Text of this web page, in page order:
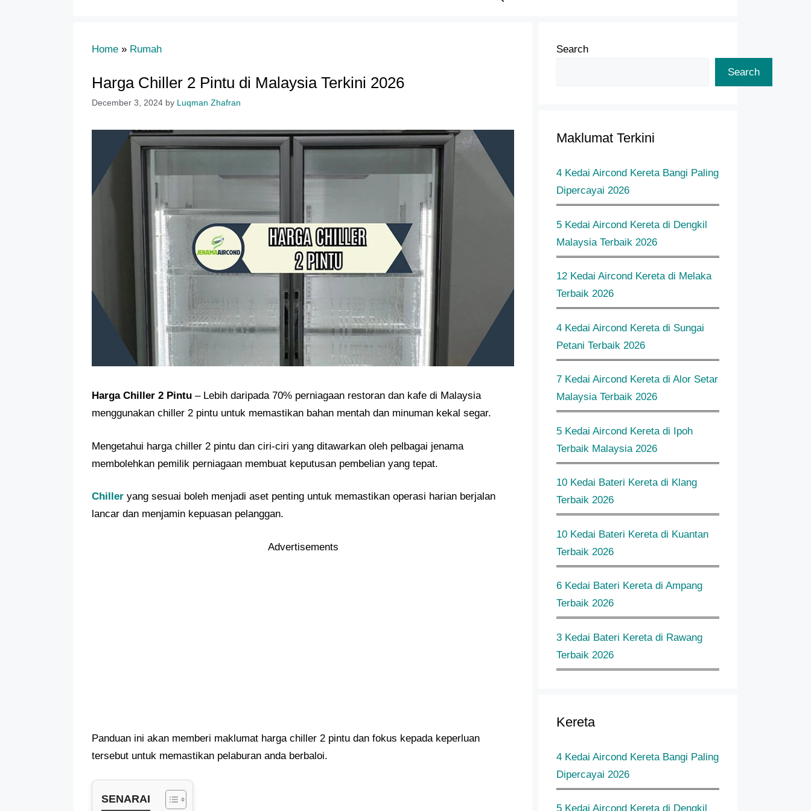
Home » Rumah
Harga Chiller 2 Pintu di Malaysia Terkini 2026
December 3, 2024 by Luqman Zhafran
Harga Chiller 2 Pintu – Lebih daripada 70% perniagaan restoran dan kafe di Malaysia
menggunakan chiller 2 pintu untuk memastikan bahan mentah dan minuman kekal segar.
Mengetahui harga chiller 2 pintu dan ciri-ciri yang ditawarkan oleh pelbagai jenama
membolehkan pemilik perniagaan membuat keputusan pembelian yang tepat.
Chiller yang sesuai boleh menjadi aset penting untuk memastikan operasi harian berjalan
lancar dan menjamin kepuasan pelanggan.
Advertisements
Panduan ini akan memberi maklumat harga chiller 2 pintu dan fokus kepada keperluan
tersebut untuk memastikan pelaburan anda berbaloi.
SENARAI
Search
Search
Maklumat Terkini
4 Kedai Aircond Kereta Bangi Paling
Dipercayai 2026
5 Kedai Aircond Kereta di Dengkil
Malaysia Terbaik 2026
12 Kedai Aircond Kereta di Melaka
Terbaik 2026
4 Kedai Aircond Kereta di Sungai
Petani Terbaik 2026
7 Kedai Aircond Kereta di Alor Setar
Malaysia Terbaik 2026
5 Kedai Aircond Kereta di Ipoh
Terbaik Malaysia 2026
10 Kedai Bateri Kereta di Klang
Terbaik 2026
10 Kedai Bateri Kereta di Kuantan
Terbaik 2026
6 Kedai Bateri Kereta di Ampang
Terbaik 2026
3 Kedai Bateri Kereta di Rawang
Terbaik 2026
Kereta
4 Kedai Aircond Kereta Bangi Paling
Dipercayai 2026
5 Kedai Aircond Kereta di Dengkil